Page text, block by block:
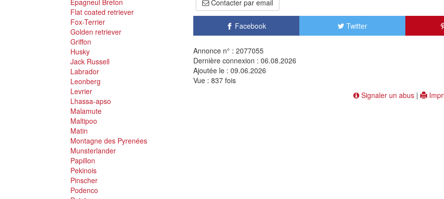
Epagneul Breton
Flat coated retriever
Fox-Terrier
Golden retriever
Griffon
Husky
Jack Russell
Labrador
Leonberg
Levrier
Lhassa-apso
Malamute
Maltipoo
Matin
Montagne des Pyrenées
Munsterlander
Papillon
Pekinois
Pinscher
Podenco
Contacter par email
Facebook Twitter
Annonce n° : 2077055
Dernière connexion : 06.08.2026
Ajoutée le : 09.06.2026
Vue : 837 fois
Signaler un abus |